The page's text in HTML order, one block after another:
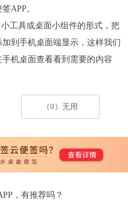
签APP。
工具或桌面小组件的形式，把
到手机桌面端显示，这样我们
机桌面查看看到需要的内容
（0）无用
，有推荐吗？